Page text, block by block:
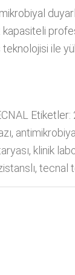
ile
Etiketler:
,
, klinik
, tecnal